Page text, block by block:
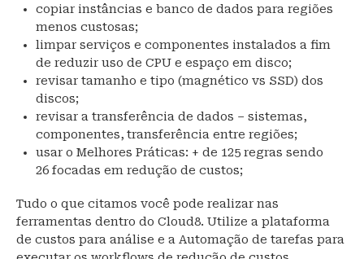
copiar instâncias e banco de dados para regiões
menos custosas;
limpar serviços e componentes instalados a fim
de reduzir uso de CPU e espaço em disco;
revisar tamanho e tipo (magnético vs SSD) dos
discos;
revisar a transferência de dados – sistemas,
componentes, transferência entre regiões;
usar o Melhores Práticas: + de 125 regras sendo
26 focadas em redução de custos;
Tudo o que citamos você pode realizar nas
ferramentas dentro do Cloud8. Utilize a plataforma
de custos para análise e a Automação de tarefas para